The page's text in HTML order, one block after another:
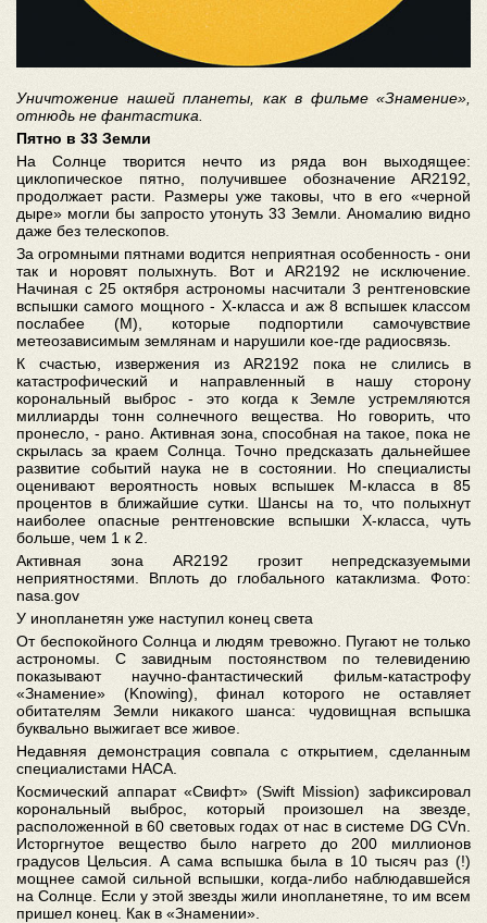
Уничтожение нашей планеты, как в фильме «Знамение»,
отнюдь не фантастика.
Пятно в 33 Земли
На Солнце творится нечто из ряда вон выходящее:
циклопическое пятно, получившее обозначение AR2192,
продолжает расти. Размеры уже таковы, что в его «черной
дыре» могли бы запросто утонуть 33 Земли. Аномалию видно
даже без телескопов.
За огромными пятнами водится неприятная особенность - они
так и норовят полыхнуть. Вот и AR2192 не исключение.
Начиная с 25 октября астрономы насчитали 3 рентгеновские
вспышки самого мощного - Х-класса и аж 8 вспышек классом
послабее (М), которые подпортили самочувствие
метеозависимым землянам и нарушили кое-где радиосвязь.
К счастью, извержения из AR2192 пока не слились в
катастрофический и направленный в нашу сторону
корональный выброс - это когда к Земле устремляются
миллиарды тонн солнечного вещества. Но говорить, что
пронесло, - рано. Активная зона, способная на такое, пока не
скрылась за краем Солнца. Точно предсказать дальнейшее
развитие событий наука не в состоянии. Но специалисты
оценивают вероятность новых вспышек М-класса в 85
процентов в ближайшие сутки. Шансы на то, что полыхнут
наиболее опасные рентгеновские вспышки Х-класса, чуть
больше, чем 1 к 2.
Активная зона AR2192 грозит непредсказуемыми
неприятностями. Вплоть до глобального катаклизма. Фото:
nasa.gov
У инопланетян уже наступил конец света
От беспокойного Солнца и людям тревожно. Пугают не только
астрономы. С завидным постоянством по телевидению
показывают научно-фантастический фильм-катастрофу
«Знамение» (Knowing), финал которого не оставляет
обитателям Земли никакого шанса: чудовищная вспышка
буквально выжигает все живое.
Недавняя демонстрация совпала с открытием, сделанным
специалистами НАСА.
Космический аппарат «Свифт» (Swift Mission) зафиксировал
корональный выброс, который произошел на звезде,
расположенной в 60 световых годах от нас в системе DG CVn.
Исторгнутое вещество было нагрето до 200 миллионов
градусов Цельсия. А сама вспышка была в 10 тысяч раз (!)
мощнее самой сильной вспышки, когда-либо наблюдавшейся
на Солнце. Если у этой звезды жили инопланетяне, то им всем
пришел конец. Как в «Знамении».